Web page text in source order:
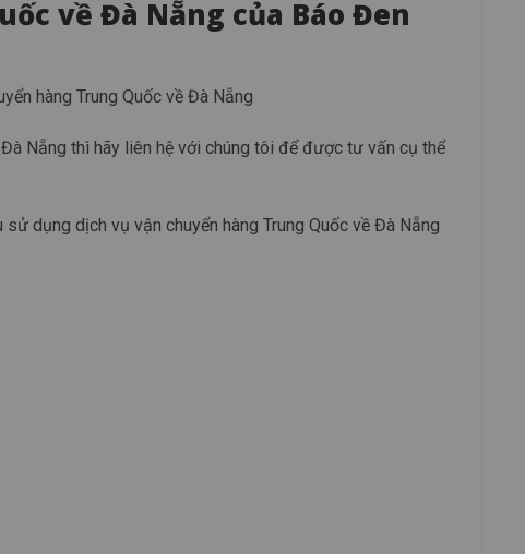
về Đà Nẵng của Báo Đen
hàng Trung Quốc về Đà Nẵng
Nẵng thì hãy liên hệ với chúng tôi để được tư vấn cụ thể
dụng dịch vụ vận chuyển hàng Trung Quốc về Đà Nẵng